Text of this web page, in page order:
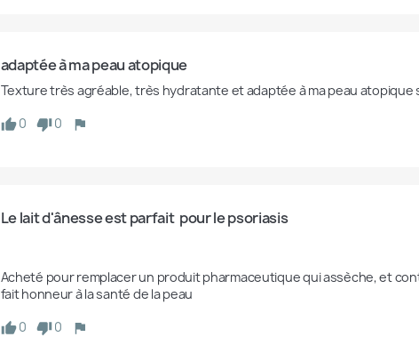
adaptée à ma peau atopique
Texture très agréable, très hydratante et adaptée à ma peau atopique
0
0
Le lait d'ânesse est parfait  pour le psoriasis
Acheté pour remplacer un produit pharmaceutique qui assèche, et
0
0
Créer une liste d'envies